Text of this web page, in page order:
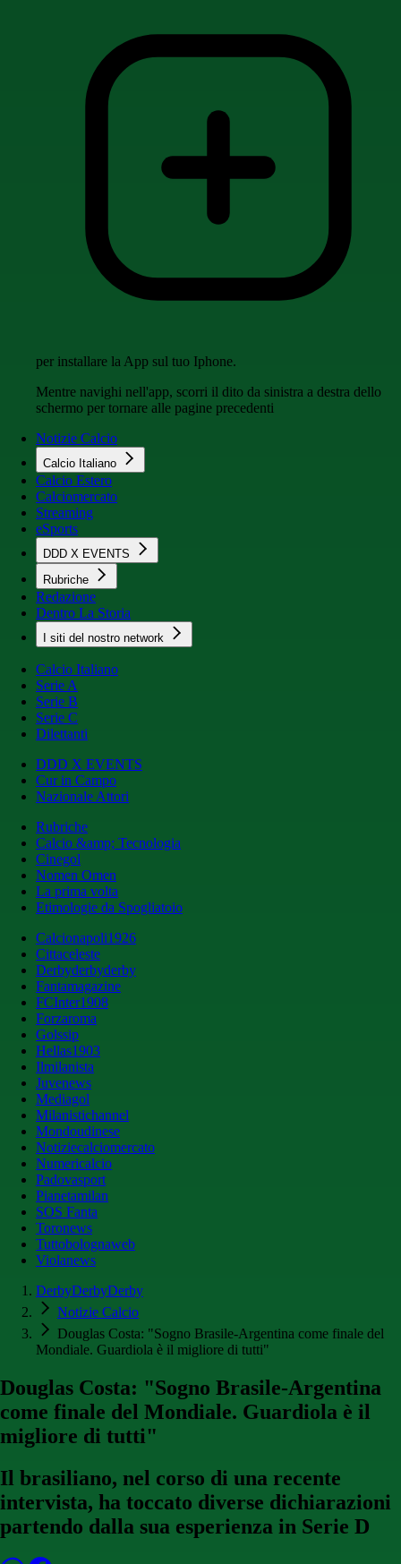
per installare la App sul tuo Iphone.
Mentre navighi nell'app, scorri il dito da sinistra a destra dello
schermo per tornare alle pagine precedenti
Notizie Calcio
Calcio Italiano
Calcio Estero
Calciomercato
Streaming
eSports
DDD X EVENTS
Rubriche
Redazione
Dentro La Storia
I siti del nostro network
Calcio Italiano
Serie A
Serie B
Serie C
Dilettanti
DDD X EVENTS
Cur in Campo
Nazionale Attori
Rubriche
Calcio &amp; Tecnologia
Cinegol
Nomen Omen
La prima volta
Etimologie da Spogliatoio
Calcionapoli1926
Cittaceleste
Derbyderbyderby
Fantamagazine
FCInter1908
Forzaroma
Golssip
Hellas1903
Ilmilanista
Juvenews
Mediagol
Milanistichannel
Mondoudinese
Notiziecalciomercato
Numericalcio
Padovasport
Pianetamilan
SOS Fanta
Toronews
Tuttobolognaweb
Violanews
DerbyDerbyDerby
Notizie Calcio
Douglas Costa: "Sogno Brasile-Argentina come finale del
Mondiale. Guardiola è il migliore di tutti"
Douglas Costa: "Sogno Brasile-Argentina
come finale del Mondiale. Guardiola è il
migliore di tutti"
Il brasiliano, nel corso di una recente
intervista, ha toccato diverse dichiarazioni
partendo dalla sua esperienza in Serie D